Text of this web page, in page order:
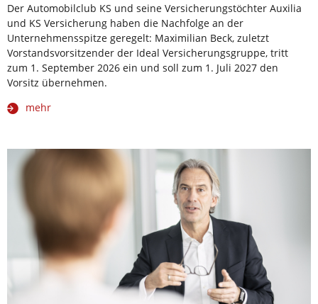
Der Automobilclub KS und seine Versicherungstöchter Auxilia
und KS Versicherung haben die Nachfolge an der
Unternehmensspitze geregelt: Maximilian Beck, zuletzt
Vorstandsvorsitzender der Ideal Versicherungsgruppe, tritt
zum 1. September 2026 ein und soll zum 1. Juli 2027 den
Vorsitz übernehmen.
mehr